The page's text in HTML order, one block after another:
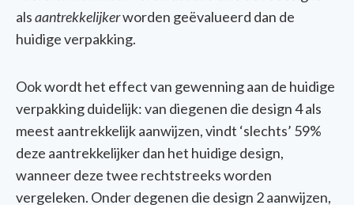
alsaantrekkelijkerworden geëvalueerd dan de
huidigeverpakking.
Ookwordt het effect van gewenningaan de huidige
verpakkingduidelijk: van diegenen die design 4als
meest aantrekkelijkaanwijzen,vindt ‘slechts’ 59%
deze aantrekkelijkerdan het huidige design,
wanneerdezetwee rechtstreeksworden
vergeleken. Onderdegenen die design 2aanwijzen,